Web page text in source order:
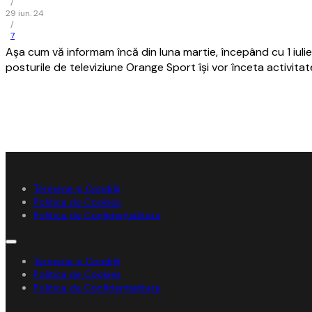
29 iun. 24
/
7
Aşa cum vă informam încă din luna martie, începând cu 1
posturile de televiziune Orange Sport îşi vor înceta
Termene și Condiții
Politica de Cookies
Politica de Confidențialitate
Termene și Condiții
Politica de Cookies
Politica de Confidențialitate